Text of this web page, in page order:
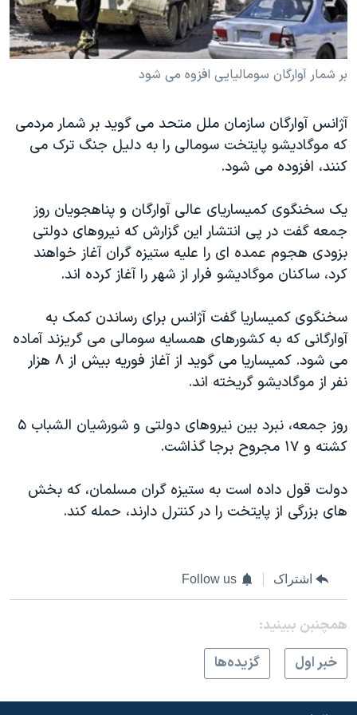
فرهنگ و زندگی
حقوق شهروندی
اقتصادی
اسرائیل در جنگ
گالری عکس
مستندها
انتخابات ریاست جمهوری آمریکا ۲۰۲۴
حمله جمهوری اسلامی به اسرائیل
ورزش زنان در ایران
اعتراضات زن، زندگی، آزادی
تریبونال مردمی آبان ۹۸
چهل سال گروگان‌گیری
اعتراضات مردمی آبان ۹۸
اسرائیل در جنگ
نرگس محمدی برنده جایزه نوبل صلح
همایش محافظه‌کاران آمریکا «سی‌پک»
صفحه‌های ویژه
دنبال کنید
زبانهای مختلف
بر شمار آوارگان سومالیایی افزوه می شود
آژانس آوارگان سازمان ملل متحد می گوید بر شمار مردمی
که موگادیشو پایتخت سومالی را به دلیل جنگ ترک می
کنند، افزوده می شود.
یک سخنگوی کمیساریای عالی آوارگان و پناهجویان روز
جمعه گفت در پی انتشار این گزارش که نیروهای دولتی
بزودی هجوم عمده ای را علیه ستیزه گران آغاز خواهند
کرد، ساکنان موگادیشو فرار از شهر را آغاز کرده اند.
سخنگوی کمیساریا گفت آژانس برای رساندن کمک به
آوارگانی که به کشورهای همسایه سومالی می گریزند آماده
می شود. کمیساریا می گوید از آغاز فوریه بیش از ۸ هزار
نفر از موگادیشو گریخته اند.
روز جمعه، نبرد بین نیروهای دولتی و شورشیان الشباب ۵
کشته و ۱۷ مجروح برجا گذاشت.
دولت قول داده است به ستیزه گران مسلمان، که بخش
های بزرگی از پایتخت را در کنترل دارند، حمله کند.
اشتراک Follow us
همچنبن ببینید:
خبر اول
گزيده‌ها